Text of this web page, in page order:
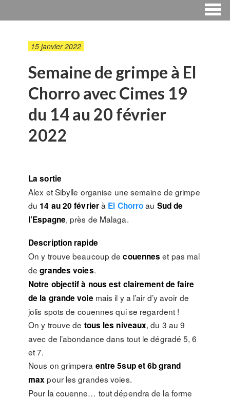
15 janvier 2022
Semaine de grimpe à El
Chorro avec Cimes 19
du 14 au 20 février
2022
La sortie
Alex et Sibylle organise une semaine de grimpe
du 14 au 20 févrierà El Chorroau Sud de
l’Espagne, près de Malaga.
Description rapide
On y trouve beaucoup decouennes et pas mal
degrandes voies.
Notre objectif à nous est clairement de faire
de la grande voie mais il y a l’air d’y avoir de
jolis spots de couennes qui se regardent !
On y trouve de tous les niveaux, du 3 au 9
avec de l’abondance dans tout le dégradé 5, 6
et 7.
Nous on grimpera entre 5sup et 6b grand
max pour les grandes voies.
Pour la couenne… tout dépendra de la forme